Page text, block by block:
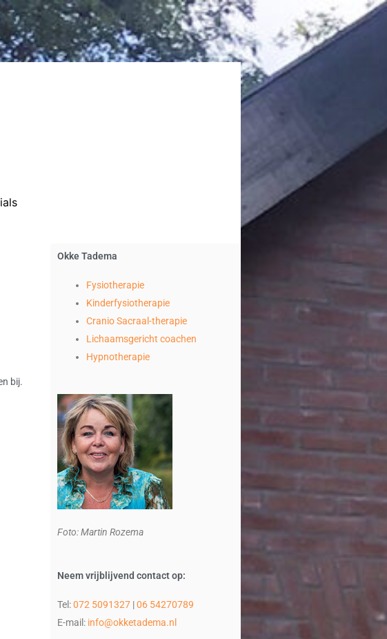
bij.
Okke Tadema
Fysiotherapie
Kinderfysiotherapie
Cranio Sacraal-therapie
Lichaamsgericht coachen
Hypnotherapie
Foto: Martin Rozema
Neem vrijblijvend contact op:
Tel:072 5091327 |06 54270789
E-mail: info@okketadema.nl